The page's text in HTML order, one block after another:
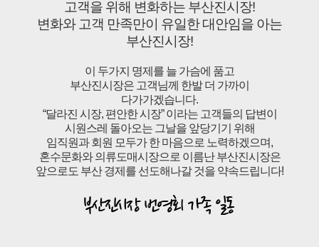
고객을 위해 변화하는 부산진시장!
변화와 고객 만족만이 유일한 대안임을 아는
부산진시장!
이 두가지 명제를 늘 가슴에 품고
부산진시장은 고객님께 한발 더 가까이
다가가겠습니다.
“달라진 시장, 편안한 시장” 이라는 고객들의 답변이
시원스레 돌아오는 그날을 앞당기기 위해
임직원과 회원 모두가 한 마음으로 노력하겠으며,
혼수문화와 의류도매시장으로 이름난 부산진시장은
앞으로도 부산 경제를 선도해나갈 것을 약속드립니다!